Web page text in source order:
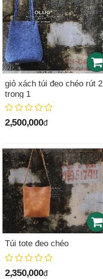
giỏ xách túi đeo chéo rút 2
trong 1
2,500,000đ
Túi tote đeo chéo
2,350,000đ